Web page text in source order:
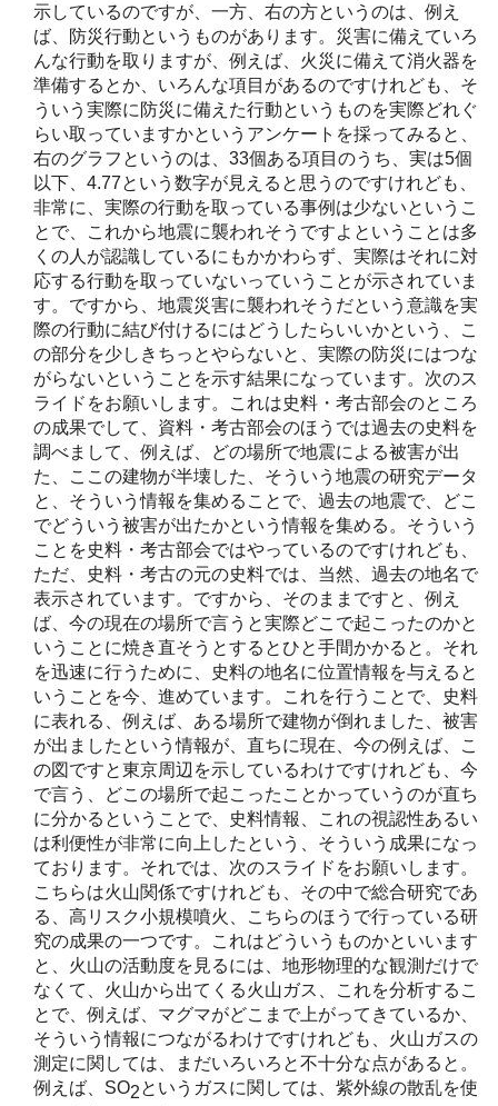
示しているのですが、一方、右の方というのは、例え
ば、防災行動というものがあります。災害に備えていろ
んな行動を取りますが、例えば、火災に備えて消火器を
準備するとか、いろんな項目があるのですけれども、そ
ういう実際に防災に備えた行動というものを実際どれぐ
らい取っていますかというアンケートを採ってみると、
右のグラフというのは、33個ある項目のうち、実は5個
以下、4.77という数字が見えると思うのですけれども、
非常に、実際の行動を取っている事例は少ないというこ
とで、これから地震に襲われそうですよということは多
くの人が認識しているにもかかわらず、実際はそれに対
応する行動を取っていないっていうことが示されていま
す。ですから、地震災害に襲われそうだという意識を実
際の行動に結び付けるにはどうしたらいいかという、こ
の部分を少しきちっとやらないと、実際の防災にはつな
がらないということを示す結果になっています。次のス
ライドをお願いします。これは史料・考古部会のところ
の成果でして、資料・考古部会のほうでは過去の史料を
調べまして、例えば、どの場所で地震による被害が出
た、ここの建物が半壊した、そういう地震の研究データ
と、そういう情報を集めることで、過去の地震で、どこ
でどういう被害が出たかという情報を集める。そういう
ことを史料・考古部会ではやっているのですけれども、
ただ、史料・考古の元の史料では、当然、過去の地名で
表示されています。ですから、そのままですと、例え
ば、今の現在の場所で言うと実際どこで起こったのかと
いうことに焼き直そうとするとひと手間かかると。それ
を迅速に行うために、史料の地名に位置情報を与えると
いうことを今、進めています。これを行うことで、史料
に表れる、例えば、ある場所で建物が倒れました、被害
が出ましたという情報が、直ちに現在、今の例えば、こ
の図ですと東京周辺を示しているわけですけれども、今
で言う、どこの場所で起こったことかっていうのが直ち
に分かるということで、史料情報、これの視認性あるい
は利便性が非常に向上したという、そういう成果になっ
ております。それでは、次のスライドをお願いします。
こちらは火山関係ですけれども、その中で総合研究であ
る、高リスク小規模噴火、こちらのほうで行っている研
究の成果の一つです。これはどういうものかといいます
と、火山の活動度を見るには、地形物理的な観測だけで
なくて、火山から出てくる火山ガス、これを分析するこ
とで、例えば、マグマがどこまで上がってきているか、
そういう情報につながるわけですけれども、火山ガスの
測定に関しては、まだいろいろと不十分な点があると。
例えば、SO2というガスに関しては、紫外線の散乱を使